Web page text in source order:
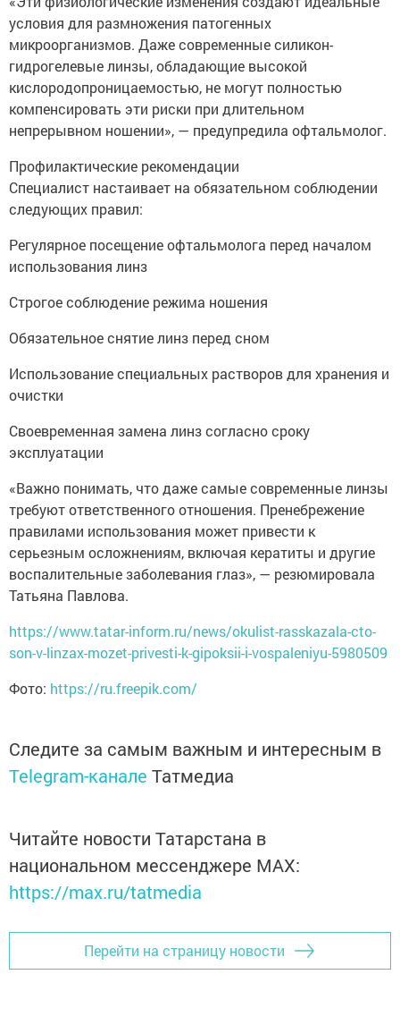
условия для размножения патогенных
микроорганизмов. Даже современные силикон-
гидрогелевые линзы, обладающие высокой
кислородопроницаемостью, не могут полностью
компенсировать эти риски при длительном
непрерывном ношении», — предупредила офтальмолог.
Профилактические рекомендации
Специалист настаивает на обязательном соблюдении
следующих правил:
Регулярное посещение офтальмолога перед началом
использования линз
Строгое соблюдение режима ношения
Обязательное снятие линз перед сном
Использование специальных растворов для хранения и
очистки
Своевременная замена линз согласно сроку
эксплуатации
«Важно понимать, что даже самые современные линзы
требуют ответственного отношения. Пренебрежение
правилами использования может привести к
серьезным осложнениям, включая кератиты и другие
воспалительные заболевания глаз», — резюмировала
Татьяна Павлова.
https://www.tatar-inform.ru/news/okulist-rasskazala-cto-
son-v-linzax-mozet-privesti-k-gipoksii-i-vospaleniyu-5980509
Фото: https://ru.freepik.com/
Следите за самым важным и интересным в
Telegram-канале Татмедиа
Читайте новости Татарстана в
национальном мессенджере MАХ:
https://max.ru/tatmedia
Перейти на страницу новости